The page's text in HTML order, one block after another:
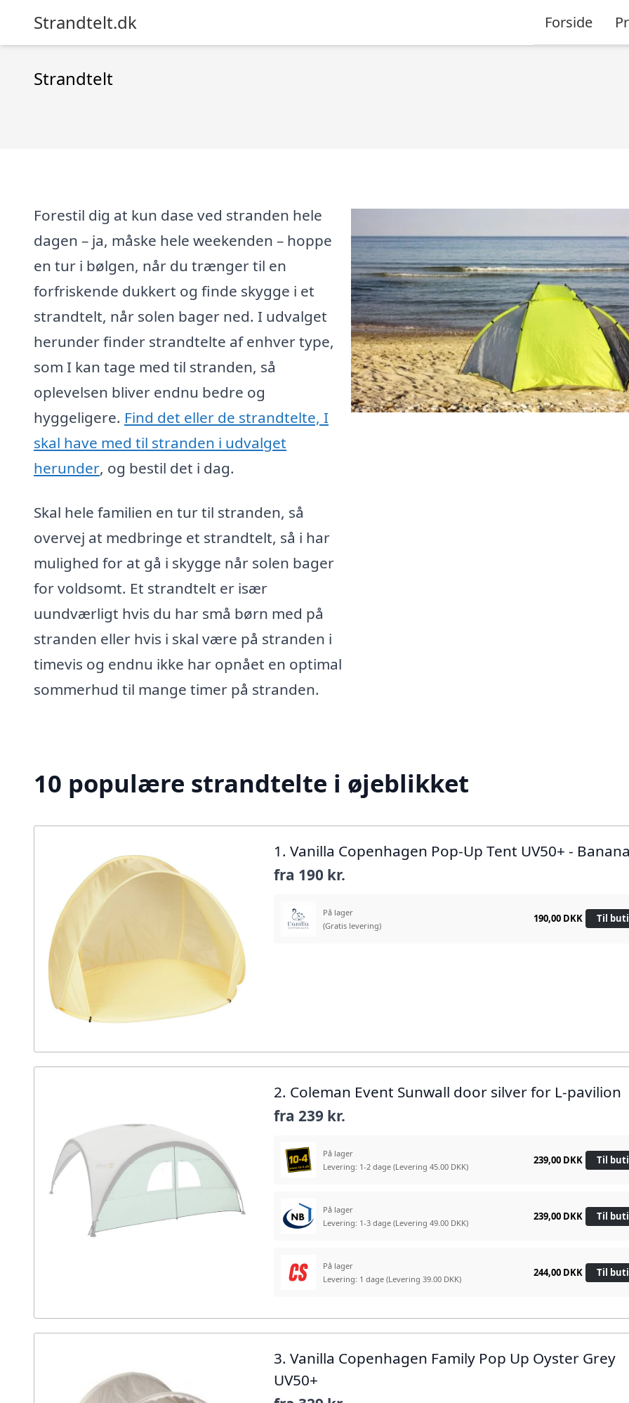
Strandtelt.dk Forside
Strandtelt
Forestil dig at kun dase ved stranden hele
dagen – ja, måske hele weekenden – hoppe
en tur i bølgen, når du trænger til en
forfriskende dukkert og finde skygge i et
strandtelt, når solen bager ned. I udvalget
herunder finder strandtelte af enhver type,
som I kan tage med til stranden, så
oplevelsen bliver endnu bedre og
hyggeligere. Find det eller de strandtelte, I
skal have med til stranden i udvalget
herunder, og bestil det i dag.
Skal hele familien en tur til stranden, så
overvej at medbringe et strandtelt, så i har
mulighed for at gå i skygge når solen bager
for voldsomt. Et strandtelt er især
uundværligt hvis du har små børn med på
stranden eller hvis i skal være på stranden i
timevis og endnu ikke har opnået en optimal
sommerhud til mange timer på stranden.
10 populære strandtelte i øjeblikket
1. Vanilla Copenhagen Pop-Up Tent UV50+ - Banana
fra 190 kr.
På lager
(Gratis levering)
190,00 DKK Til
2. Coleman Event Sunwall door silver for L-pavilion
fra239 kr.
På lager
Levering: 1-2 dage(Levering 45.00 DKK)
239,00 DKK Til
På lager
Levering: 1-3 dage(Levering 49.00 DKK)
239,00 DKK Til
På lager
Levering: 1 dage(Levering 39.00 DKK)
244,00 DKK Til
3. Vanilla Copenhagen Family Pop Up Oyster Grey
UV50+